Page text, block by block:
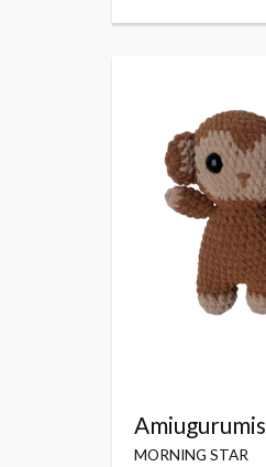
Amiugurumis
MORNING STAR